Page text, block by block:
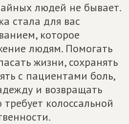
людей не бывает.
стала для вас
которое
людям. Помогать
жизни, сохранять
с пациентами боль,
и возвращать
требует колоссальной